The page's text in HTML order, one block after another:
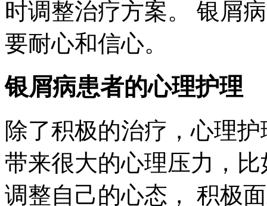
时调整治疗方案。 银屑
要耐心和信心。
银屑病患者的心理护理
除了积极的治疗，心理
带来很大的心理压力，
调整自己的心态， 积极